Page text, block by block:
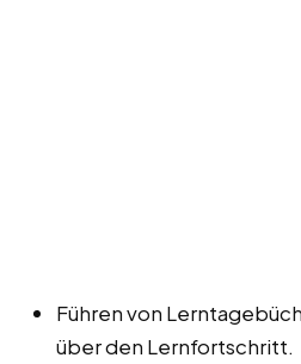
Führen von
über den Lernfortschritt.